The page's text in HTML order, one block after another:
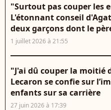
"Surtout pas couper les
L'étonnant conseil
deux garçons dont le
1 juillet 2026 à 21:55
"J'ai dû couper la moitié
Lecaron se confie sur
enfants sur sa carrière
27 juin 2026 à 17:39